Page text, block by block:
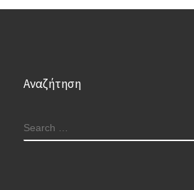
Αναζήτηση
SEARCH